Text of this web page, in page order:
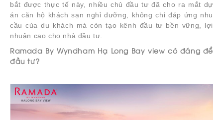
bắt được thực tế này, nhiều chủ đầu tư đã cho ra mắt dự
án căn hộ khách sạn nghỉ dưỡng, không chỉ đáp ứng nhu
cầu của du khách mà còn tạo kênh đầu tư bền vững, lợi
nhuận cao cho nhà đầu tư.
Ramada By Wyndham Hạ Long Bay view có đáng để
đầu tư?